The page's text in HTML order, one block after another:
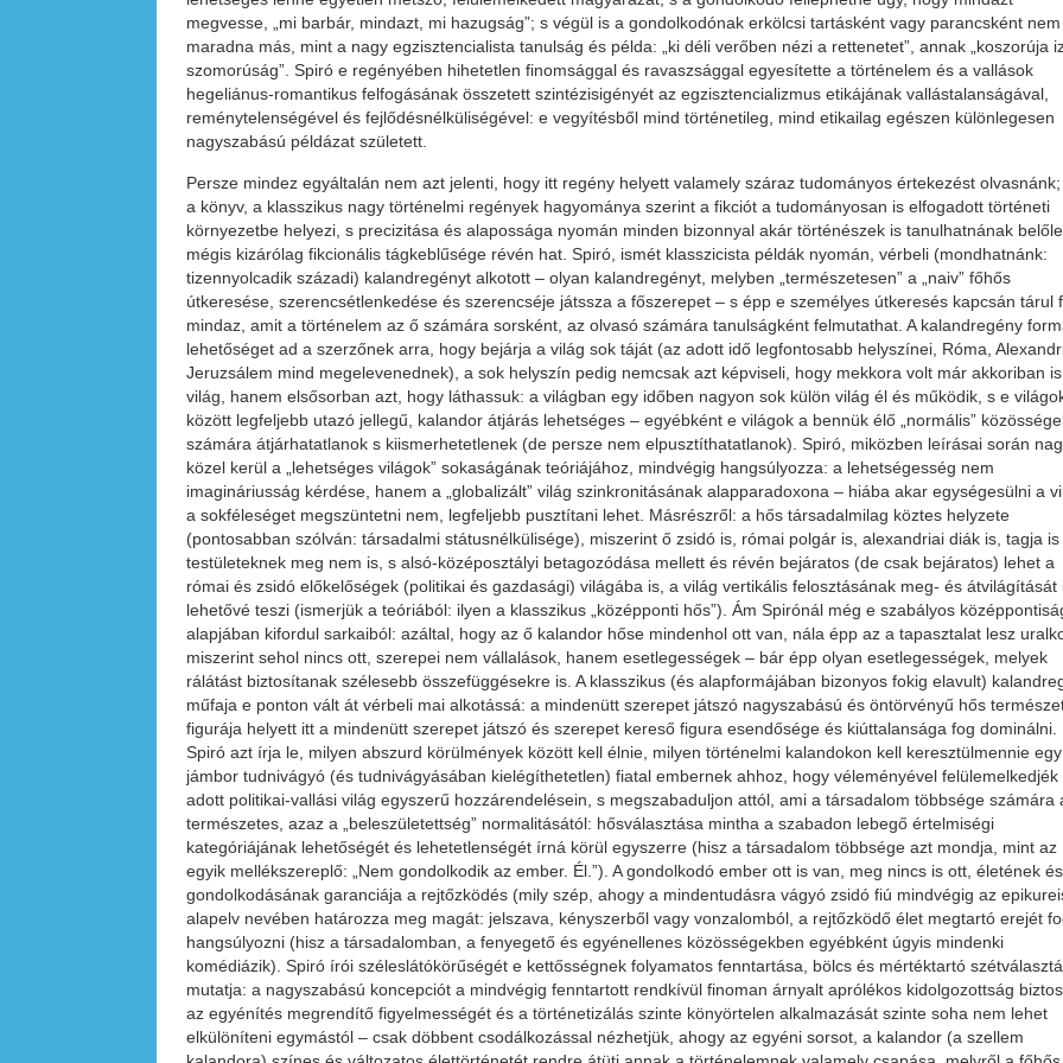
megvesse, „mi barbár, mindazt, mi hazugság”; s végül is a gondolkodónak erkölcsi tartásként vagy parancsként nem
maradna más, mint a nagy egzisztencialista tanulság és példa: „ki déli verőben nézi a rettenetet”, annak „koszorúja
szomorúság”. Spiró e regényében hihetetlen finomsággal és ravaszsággal egyesítette a történelem és a vallások
hegeliánus-romantikus felfogásának összetett szintézisigényét az egzisztencializmus etikájának vallástalanságával,
reménytelenségével és fejlődésnélküliségével: e vegyítésből mind történetileg, mind etikailag egészen különlegesen
nagyszabású példázat született.
Persze mindez egyáltalán nem azt jelenti, hogy itt regény helyett valamely száraz tudományos értekezést
a könyv, a klasszikus nagy történelmi regények hagyománya szerint a fikciót a tudományosan is elfogadott történeti
környezetbe helyezi, s precizitása és alapossága nyomán minden bizonnyal akár történészek is tanulhatnának belőle,
mégis kizárólag fikcionális tágkeblűsége révén hat. Spiró, ismét klasszicista példák nyomán, vérbeli (mondhatnánk:
tizennyolcadik századi) kalandregényt alkotott – olyan kalandregényt, melyben „természetesen” a „naiv” főhős
útkeresése, szerencsétlenkedése és szerencséje játssza a főszerepet – s épp e személyes útkeresés kapcsán tárul
mindaz, amit a történelem az ő számára sorsként, az olvasó számára tanulságként felmutathat. A kalandregény
lehetőséget ad a szerzőnek arra, hogy bejárja a világ sok táját (az adott idő legfontosabb helyszínei, Róma,
Jeruzsálem mind megelevenednek), a sok helyszín pedig nemcsak azt képviseli, hogy mekkora volt már akkoriban
világ, hanem elsősorban azt, hogy láthassuk: a világban egy időben nagyon sok külön világ él és működik, s e
között legfeljebb utazó jellegű, kalandor átjárás lehetséges – egyébként e világok a bennük élő „normális”
számára átjárhatatlanok s kiismerhetetlenek (de persze nem elpusztíthatatlanok). Spiró, miközben leírásai során
közel kerül a „lehetséges világok” sokaságának teóriájához, mindvégig hangsúlyozza: a lehetségesség nem
imagináriusság kérdése, hanem a „globalizált” világ szinkronitásának alapparadoxona – hiába akar egységesülni a
a sokféleséget megszüntetni nem, legfeljebb pusztítani lehet. Másrészről: a hős társadalmilag köztes helyzete
(pontosabban szólván: társadalmi státusnélkülisége), miszerint ő zsidó is, római polgár is, alexandriai diák is, tagja is
testületeknek meg nem is, s alsó-középosztályi betagozódása mellett és révén bejáratos (de csak bejáratos) lehet a
római és zsidó előkelőségek (politikai és gazdasági) világába is, a világ vertikális felosztásának meg- és átvilágítását
lehetővé teszi (ismerjük a teóriából: ilyen a klasszikus „középponti hős”). Ám Spirónál még e szabályos
alapjában kifordul sarkaiból: azáltal, hogy az ő kalandor hőse mindenhol ott van, nála épp az a tapasztalat lesz
miszerint sehol nincs ott, szerepei nem vállalások, hanem esetlegességek – bár épp olyan esetlegességek, melyek
rálátást biztosítanak szélesebb összefüggésekre is. A klasszikus (és alapformájában bizonyos fokig elavult)
műfaja e ponton vált át vérbeli mai alkotássá: a mindenütt szerepet játszó nagyszabású és öntörvényű hős
figurája helyett itt a mindenütt szerepet játszó és szerepet kereső figura esendősége és kiúttalansága fog dominálni.
Spiró azt írja le, milyen abszurd körülmények között kell élnie, milyen történelmi kalandokon kell keresztülmennie egy
jámbor tudnivágyó (és tudnivágyásában kielégíthetetlen) fiatal embernek ahhoz, hogy véleményével felülemelkedjék
adott politikai-vallási világ egyszerű hozzárendelésein, s megszabaduljon attól, ami a társadalom többsége számára
természetes, azaz a „beleszületettség” normalitásától: hősválasztása mintha a szabadon lebegő értelmiségi
kategóriájának lehetőségét és lehetetlenségét írná körül egyszerre (hisz a társadalom többsége azt mondja, mint az
egyik mellékszereplő: „Nem gondolkodik az ember. Él.”). A gondolkodó ember ott is van, meg nincs is ott, életének és
gondolkodásának garanciája a rejtőzködés (mily szép, ahogy a mindentudásra vágyó zsidó fiú mindvégig az
alapelv nevében határozza meg magát: jelszava, kényszerből vagy vonzalomból, a rejtőzködő élet megtartó erejét
hangsúlyozni (hisz a társadalomban, a fenyegető és egyénellenes közösségekben egyébként úgyis mindenki
komédiázik). Spiró írói széleslátókörűségét e kettősségnek folyamatos fenntartása, bölcs és mértéktartó
mutatja: a nagyszabású koncepciót a mindvégig fenntartott rendkívül finoman árnyalt aprólékos kidolgozottság
az egyénítés megrendítő figyelmességét és a történetizálás szinte könyörtelen alkalmazását szinte soha nem lehet
elkülöníteni egymástól – csak döbbent csodálkozással nézhetjük, ahogy az egyéni sorsot, a kalandor (a szellem